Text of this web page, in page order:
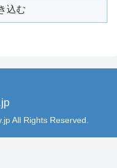
込む
All Rights Reserved.